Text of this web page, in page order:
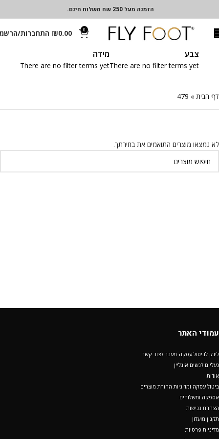
הזמנה מעל 250 שח משלוח חינם.
0
₪0.00 התחברות/
צבע
There are no filter terms yet
מידה
There are no filter terms yet
דף הבית »
479
לא נמצאו מוצרים התואמים את בחירתך.
עמודי האתר
לינק לביטול עסקה-מעבר לצור קשר
נעליים לנשים אונליין
אודות
ביטול עסקה ומדיניות החזרת מוצרים
אספקה ומשלוחים
הצהרת נגישות
תקנון מועדון
מדיניות פרטיות